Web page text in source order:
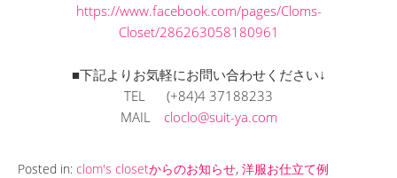
https://www.facebook.com/pages/Cloms-
Closet/286263058180961
■下記よりお気軽にお問い合わせください↓
TEL (+84)4 37188233
MAIL cloclo@suit-ya.com
Posted in: clom's closetからのお知らせ, 洋服お仕立て例